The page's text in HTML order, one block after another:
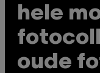
hele
oude